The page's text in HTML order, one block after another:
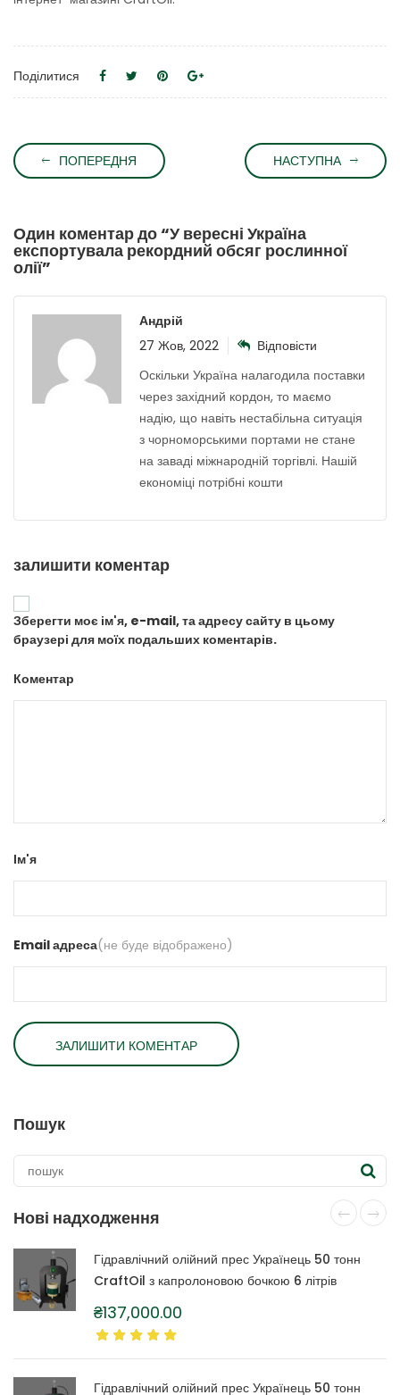
Поділитися
ПОПЕРЕДНЯ НАСТУПНА
Один коментар до “У вересні Україна
експортувала рекордний обсяг рослинної
олії”
Андрій
27 Жов, 2022
Відповісти
Оскільки Україна налагодила поставки
через західний кордон, то маємо
надію, що навіть нестабільна ситуація
з чорноморськими портами не стане
на заваді міжнародній торгівлі. Нашій
економіці потрібні кошти
залишити коментар
Зберегти моє ім'я, e-mail, та адресу сайту в цьому
браузері для моїх подальших коментарів.
Коментар
Ім'я
Email адреса(не буде відображено)
Пошук
Нові надходження
Гідравлічний олійний прес Українець 50 тонн
CraftOil з капролоновою бочкою 6 літрів
₴137,000.00
Гідравлічний олійний прес Українець 50 тонн